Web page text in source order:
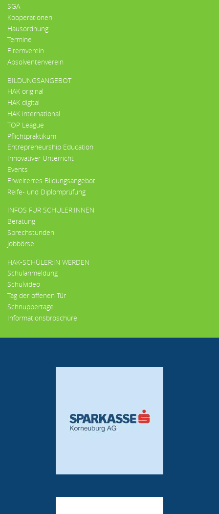
SGA
Kooperationen
Hausordnung
Termine
Elternverein
Absolventenverein
BILDUNGSANGEBOT
HAK original
HAK digital
HAK international
TOP League
Pflichtpraktikum
Entrepreneurship Education
Innovativer Unterricht
Events
Erweitertes Bildungsangebot
Reife- und Diplomprüfung
INFOS FÜR SCHÜLER:INNEN
Beratung
Sprechstunden
Jobbörse
HAK-SCHÜLER:IN WERDEN
Schulanmeldung
Schulvideo
Tag der offenen Tür
Schnuppertage
Informationsbroschüre